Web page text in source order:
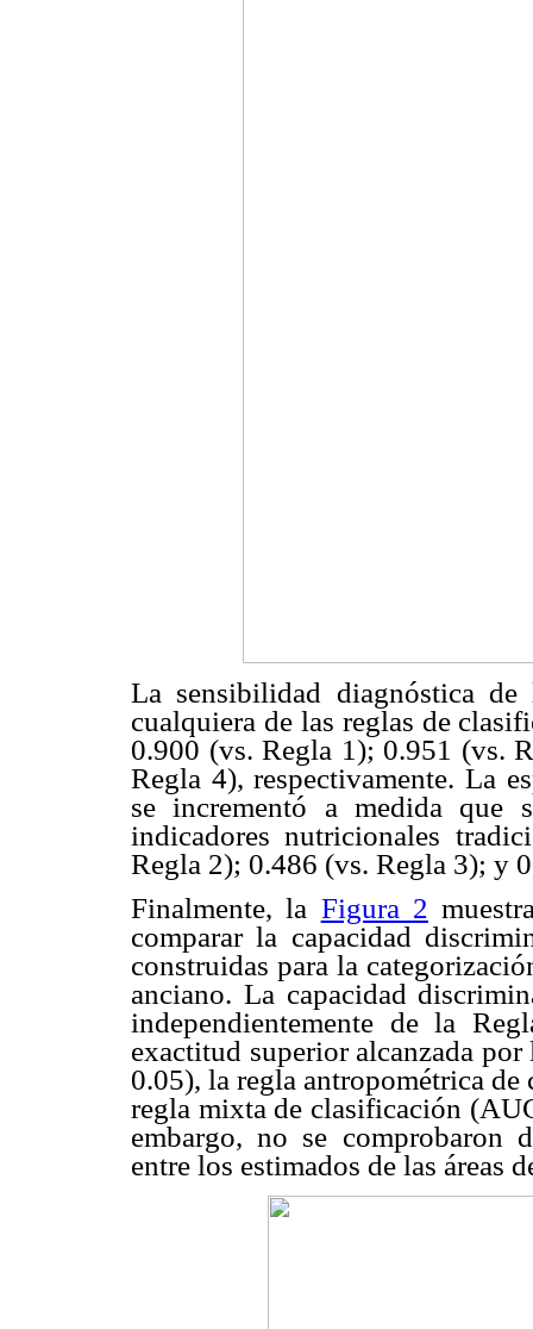
La sensibilidad diagnóstica
cualquiera de las reglas de
0.900 (vs. Regla 1); 0.951 (vs.
Regla 4), respectivamente. La
se incrementó a medida que
indicadores nutricionales
Regla 2); 0.486 (vs. Regla 3); y
Finalmente, la Figura 2
comparar la capacidad
construidas para la
anciano. La capacidad
independientemente de la
exactitud superior alcanzada
0.05), la regla antropométrica
regla mixta de clasificación
embargo, no se comprobaron
entre los estimados de las áreas